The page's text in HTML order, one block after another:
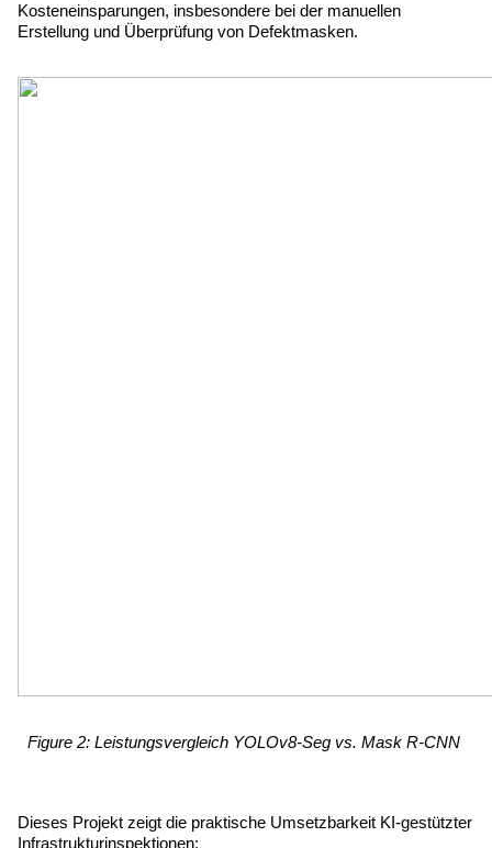
Kosteneinsparungen, insbesondere bei der manuellen
Erstellung und Überprüfung von Defektmasken.
Figure 2: Leistungsvergleich YOLOv8-Seg vs. Mask R-CNN
Dieses Projekt zeigt die praktische Umsetzbarkeit KI-gestützter
Infrastrukturinspektionen: